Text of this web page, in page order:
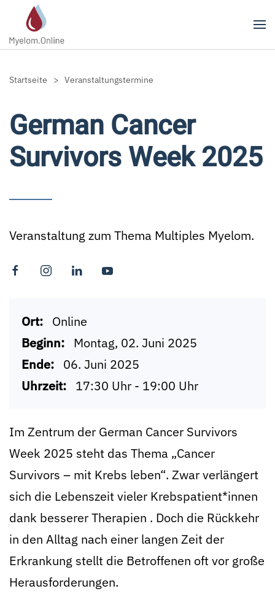
Zum Hauptinhalt springen
Startseite Veranstaltungstermine
German Cancer
Survivors Week 2025
Veranstaltung zum Thema Multiples Myelom.
Ort: Online
Beginn: Montag, 02. Juni 2025
Ende: 06. Juni 2025
Uhrzeit: 17:30 Uhr - 19:00 Uhr
Im Zentrum der German Cancer Survivors
Week 2025 steht das Thema „Cancer
Survivors – mit Krebs leben“. Zwar verlängert
sich die Lebenszeit vieler Krebspatient*innen
dank besserer Therapien . Doch die Rückkehr
in den Alltag nach einer langen Zeit der
Erkrankung stellt die Betroffenen oft vor große
Herausforderungen.